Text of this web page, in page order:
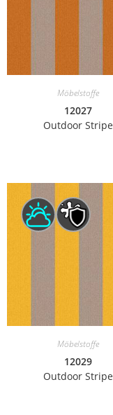
Möbelstoffe
12027
Outdoor Stripe
Möbelstoffe
12029
Outdoor Stripe